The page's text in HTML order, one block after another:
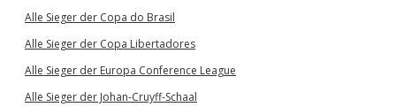
Alle Sieger der Copa do Brasil
Alle Sieger der Copa Libertadores
Alle Sieger der Europa Conference League
Alle Sieger der Johan-Cruyff-Schaal